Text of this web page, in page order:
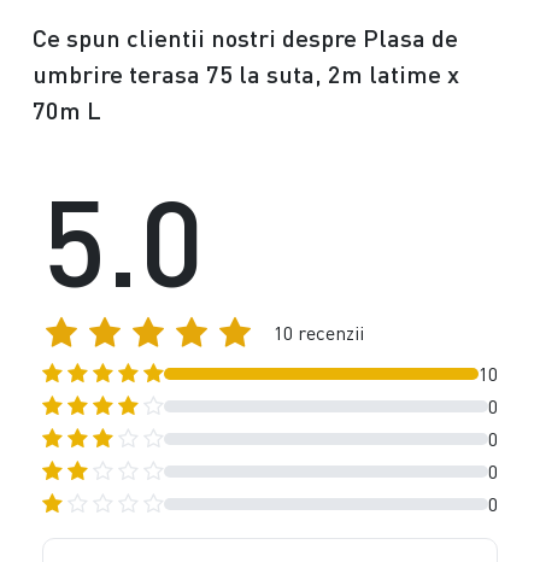
Ce spun clientii nostri despre Plasa de
umbrire terasa 75 la suta, 2m latime x
70m L
10
0
0
0
0
5.0
10 recenzii